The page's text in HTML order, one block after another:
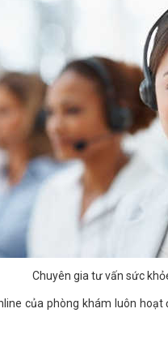
Chuyên gia tư vấn sức
của phòng khám luôn